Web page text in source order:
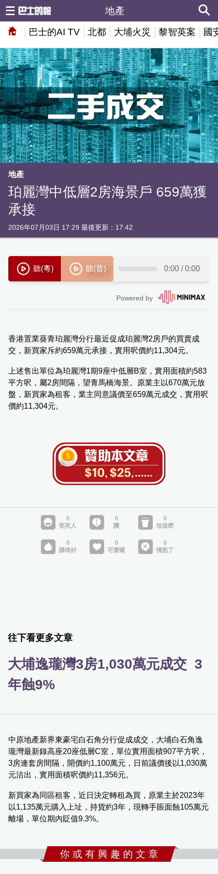
巴士的AI TV 北都 大埔火災 黎智英案 國
地產
地產
珀麗灣中低層2房海景戶 659萬獲
承接
2026年07月03日 17:29 最後更新：17:42
香港置業葵青珀麗灣分行最近促成珀麗灣2房戶的買賣成
交，新買家斥約659萬元承接，實用呎價約11,304元。
上述售出單位為珀麗灣1期9座中低層B室，實用面積約583
平方呎，屬2房間隔，望青馬橋海景。原業主以670萬元放
盤，新買家為租客，業主同意議價至659萬元成交，實用呎
價約11,304元。
往下看更多文章
大埔逸瓏灣3房1,030萬元成交 3
年蝕9%
中原地產新界東豪宅白石角分行促成成交，大埔白石角逸
瓏灣最新錄高座20座低層C室，單位實用面積907平方呎，
3房連套房間隔，開價約1,100萬元，日前議價後以1,030萬
元沽出，實用面積呎價約11,356元。
新買家為同區租客，近日決定轉租為買，原業主於2023年
以1,135萬元購入上址，持貨約3年，現轉手賬面蝕105萬元
離場，單位期內貶值9.3%。
你 或 有 興 趣 的 文 章